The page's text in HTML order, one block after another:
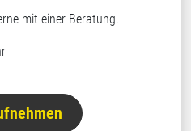
mit einer Beratung.